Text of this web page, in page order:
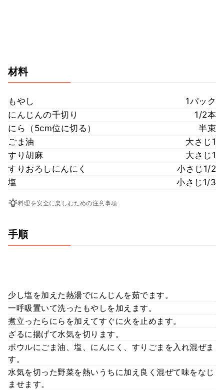
材料
もやし
1パック
にんじんの千切り
1/2本
にら（5cm位に切る）
半束
ごま油
大さじ1
すり胡麻
大さじ1
すりおろしにんにく
小さじ1/2
塩
小さじ1/3
料理を安全に楽しむための注意事項
手順
少し塩を加えた熱湯でにんじんを茹でます。
一呼吸置いて洗ったもやしを加えます。
煮立ったらにらを加えてすぐに火を止めます。
ざるに揚げて水気を切ります。
ボウルにごま油、塩、にんにく、すりごまを入れ混ぜま
す。
水気を切った野菜を熱いうちに加え良く混ぜて味をなじ
ませます。